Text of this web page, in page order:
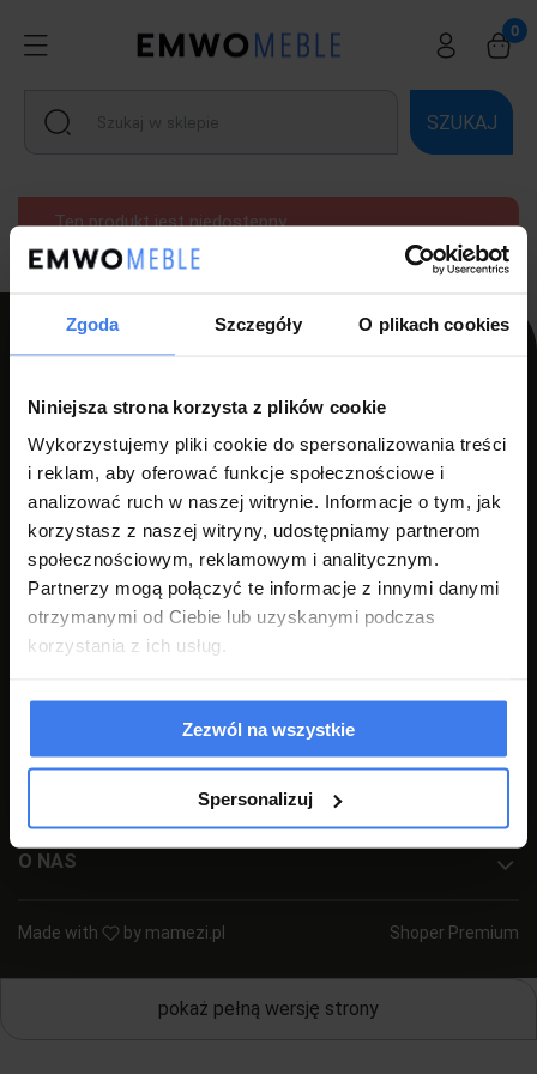
Zgoda Szczegóły O plikach cookies
Niniejsza strona korzysta z plików cookie
Wykorzystujemy pliki cookie do spersonalizowania treści
i reklam, aby oferować funkcje społecznościowe i
analizować ruch w naszej witrynie. Informacje o tym, jak
korzystasz z naszej witryny, udostępniamy partnerom
społecznościowym, reklamowym i analitycznym.
Partnerzy mogą połączyć te informacje z innymi danymi
otrzymanymi od Ciebie lub uzyskanymi podczas
korzystania z ich usług.
Zezwól na wszystkie
Spersonalizuj
SZUKAJ
Ten produkt jest niedostępny.
PPH LUZ s.c Szlagor Marek Szlagor Wojciech
ul. Kołłątaja 8,
46-203 Kluczbork
NIP: 7510000534
+48 77 540 78 47(pon-pt 7:00-17:00)
sklep@emwomeble.pl
PŁATNOŚCI I DOSTAWA
O NAS
Made with by mamezi.pl Shoper Premium
pokaż pełną wersję strony